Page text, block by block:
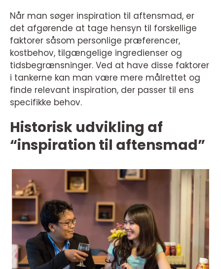
Når man søger inspiration til aftensmad, er
det afgørende at tage hensyn til forskellige
faktorer såsom personlige præferencer,
kostbehov, tilgængelige ingredienser og
tidsbegrænsninger. Ved at have disse faktorer
i tankerne kan man være mere målrettet og
finde relevant inspiration, der passer til ens
specifikke behov.
Historisk udvikling af
“inspiration til aftensmad”